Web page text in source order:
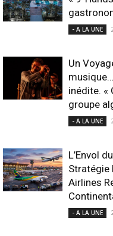
- A LA UNE
Un
inédite. «
groupe
- A LA UNE
L’Envol
Stratégie
Airlines
- A LA UNE